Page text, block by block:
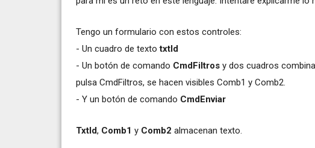
Tengo un formulario con estos controles:
- Un cuadro de textotxtId
- Un botón de comando CmdFiltros y dos cuadros
pulsa CmdFiltros, se hacen visibles Comb1 y Comb2.
- Y un botón de comando CmdEnviar
TxtId, Comb1 y Comb2 almacenan texto.